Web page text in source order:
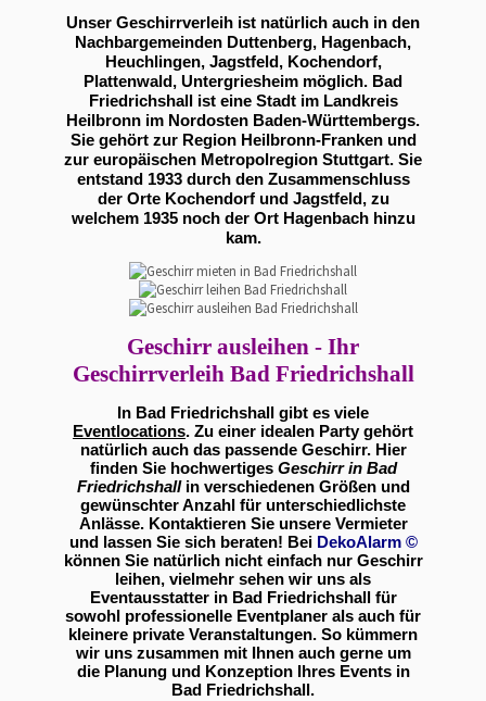
Unser Geschirrverleih ist natürlich auch in den
Nachbargemeinden Duttenberg, Hagenbach,
Heuchlingen, Jagstfeld, Kochendorf,
Plattenwald, Untergriesheim möglich. Bad
Friedrichshall ist eine Stadt im Landkreis
Heilbronn im Nordosten Baden-Württembergs.
Sie gehört zur Region Heilbronn-Franken und
zur europäischen Metropolregion Stuttgart. Sie
entstand 1933 durch den Zusammenschluss
der Orte Kochendorf und Jagstfeld, zu
welchem 1935 noch der Ort Hagenbach hinzu
kam.
Geschirr ausleihen - Ihr
Geschirrverleih Bad Friedrichshall
In Bad Friedrichshall gibt es viele
Eventlocations. Zu einer idealen Party gehört
natürlich auch das passende Geschirr. Hier
finden Sie hochwertiges Geschirr in Bad
Friedrichshallin verschiedenen Größen und
gewünschter Anzahl für unterschiedlichste
Anlässe. Kontaktieren Sie unsere Vermieter
und lassen Sie sich beraten! Bei DekoAlarm ©
können Sie natürlich nicht einfach nur Geschirr
leihen, vielmehr sehen wir uns als
Eventausstatter in Bad Friedrichshall für
sowohl professionelle Eventplaner als auch für
kleinere private Veranstaltungen. So kümmern
wir uns zusammen mit Ihnen auch gerne um
die Planung und Konzeption Ihres Events in
Bad Friedrichshall.